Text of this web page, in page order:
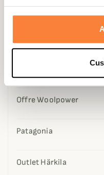
Services
La sélection spéciale
Offre Woolpower
Patagonia
Outlet Härkila